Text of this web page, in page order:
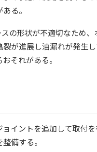
る。
の形状が不適切なため、
が進展し油漏れが発生し
それがある。
イントを追加して取付を
備する。